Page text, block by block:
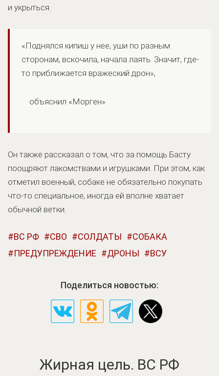
и укрыться.
«Поднялся кипиш у нее, уши по разным
сторонам, вскочила, начала лаять. Значит, где-
то приближается вражеский дрон»,
объяснил «Морген».
Он также рассказал о том, что за помощь Басту
поощряют лакомствами и игрушками. При этом, как
отметил военный, собаке не обязательно покупать
что-то специальное, иногда ей вполне хватает
обычной ветки.
ВС РФ СВО СОЛДАТЫ
СОБАКА
ПРЕДУПРЕЖДЕНИЕ
ДРОНЫ ВСУ
Поделиться новостью:
Жирная цель. ВС РФ